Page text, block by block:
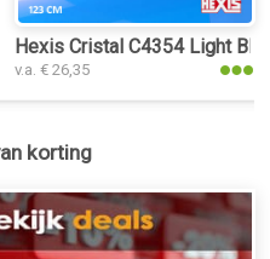
folie
Hexis Cristal C4354 Light
v.a. € 26,35
korting